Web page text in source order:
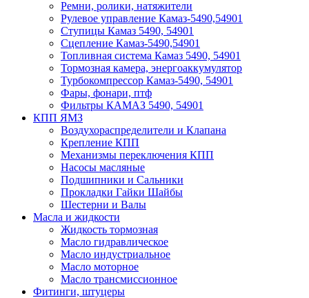
Ремни, ролики, натяжители
Рулевое управление Камаз-5490,54901
Ступицы Камаз 5490, 54901
Сцепление Камаз-5490,54901
Топливная система Камаз 5490, 54901
Тормозная камера, энергоаккумулятор
Турбокомпрессор Камаз-5490, 54901
Фары, фонари, птф
Фильтры КАМАЗ 5490, 54901
КПП ЯМЗ
Воздухораспределители и Клапана
Крепление КПП
Механизмы переключения КПП
Насосы масляные
Подшипники и Сальники
Прокладки Гайки Шайбы
Шестерни и Валы
Масла и жидкости
Жидкость тормозная
Масло гидравлическое
Масло индустриальное
Масло моторное
Масло трансмиссионное
Фитинги, штуцеры